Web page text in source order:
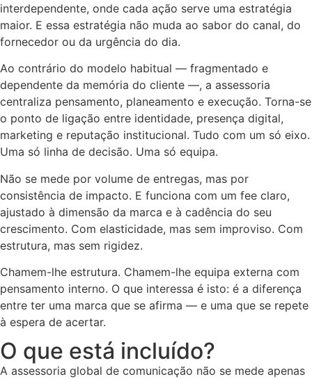
interdependente, onde cada ação serve uma estratégia
maior. E essa estratégia não muda ao sabor do canal, do
fornecedor ou da urgência do dia.
Ao contrário do modelo habitual — fragmentado e
dependente da memória do cliente —, a assessoria
centraliza pensamento, planeamento e execução. Torna-se
o ponto de ligação entre identidade, presença digital,
marketing e reputação institucional. Tudo com um só eixo.
Uma só linha de decisão. Uma só equipa.
Não se mede por volume de entregas, mas por
consistência de impacto. E funciona com um fee claro,
ajustado à dimensão da marca e à cadência do seu
crescimento. Com elasticidade, mas sem improviso. Com
estrutura, mas sem rigidez.
Chamem-lhe estrutura. Chamem-lhe equipa externa com
pensamento interno. O que interessa é isto: é a diferença
entre ter uma marca que se afirma — e uma que se repete
à espera de acertar.
O que está incluído?
A assessoria global de comunicação não se mede apenas